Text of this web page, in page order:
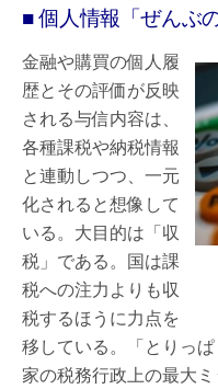
■ 個人情報「ぜんぶ
金融や購買の個人履
歴とその評価が反映
される与信内容は、
各種課税や納税情報
と連動しつつ、一元
化されると想像して
いる。大目的は「収
税」である。国は課
税への注力よりも収
税するほうに力点を
移している。「とりっ
家の税務行政上の最大ミ